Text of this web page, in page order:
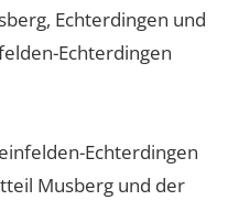
Echterdingen und
Echterdingen
Echterdingen
Musberg und der